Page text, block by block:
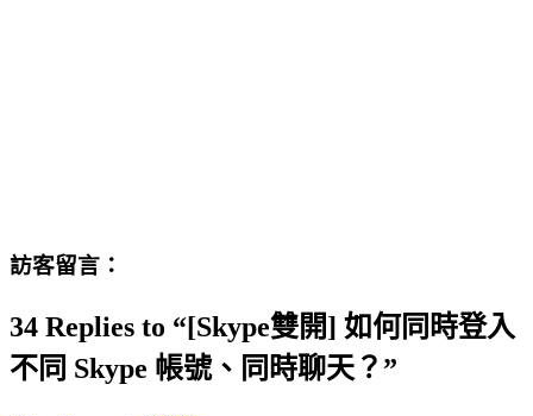
訪客留言：
34 Replies to “[Skype雙開] 如何同時登入
不同 Skype 帳號、同時聊天？”